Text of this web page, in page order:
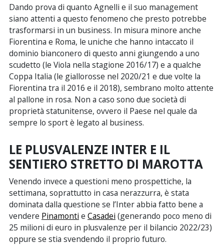
Dando prova di quanto Agnelli e il suo management
siano attenti a questo fenomeno che presto potrebbe
trasformarsi in un business. In misura minore anche
Fiorentina e Roma, le uniche che hanno intaccato il
dominio bianconero di questo anni giungendo a uno
scudetto (le Viola nella stagione 2016/17) e a qualche
Coppa Italia (le giallorosse nel 2020/21 e due volte la
Fiorentina tra il 2016 e il 2018), sembrano molto attente
al pallone in rosa. Non a caso sono due società di
proprietà statunitense, ovvero il Paese nel quale da
sempre lo sport è legato al business.
LE PLUSVALENZE INTER E IL
SENTIERO STRETTO DI MAROTTA
Venendo invece a questioni meno prospettiche, la
settimana, soprattutto in casa nerazzurra, è stata
dominata dalla questione se l’Inter abbia fatto bene a
vendere Pinamonti e Casadei (generando poco meno di
25 milioni di euro in plusvalenze per il bilancio 2022/23)
oppure se stia svendendo il proprio futuro.